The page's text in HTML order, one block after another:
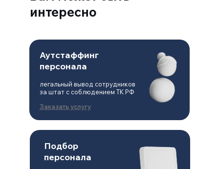
интересно
Аутстаффинг
персонала
легальный вывод сотрудников
за штат с соблюдением ТК РФ
Заказать услугу
Подбор
персонала